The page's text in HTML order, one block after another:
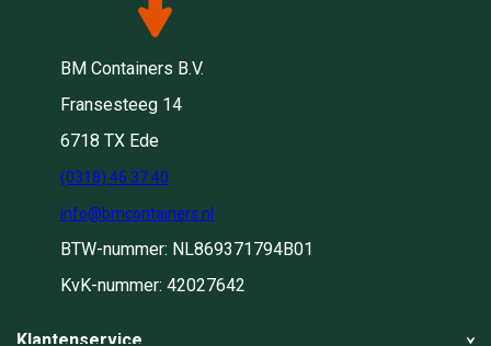
BM Containers B.V.
Fransesteeg 14
6718 TX Ede
(0318) 46 37 40
info@bmcontainers.nl
BTW-nummer: NL869371794B01
KvK-nummer: 42027642
Klantenservice